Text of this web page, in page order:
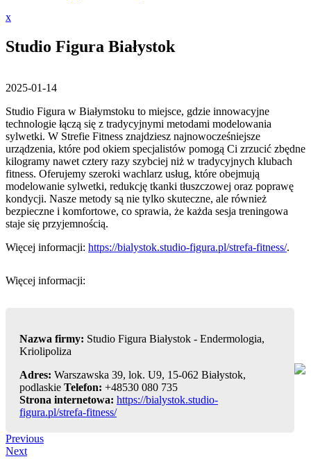
xClose
Studio Figura Białystok
2025-01-14
Studio Figura w Białymstoku to miejsce, gdzie innowacyjne
technologie łączą się z tradycyjnymi metodami modelowania
sylwetki. W Strefie Fitness znajdziesz najnowocześniejsze
urządzenia, które pod okiem specjalistów pomogą Ci zrzucić zbędne
kilogramy nawet cztery razy szybciej niż w tradycyjnych klubach
fitness. Oferujemy szeroki wachlarz usług, które obejmują
modelowanie sylwetki, redukcję tkanki tłuszczowej oraz poprawę
kondycji. Nasze metody są nie tylko skuteczne, ale również
bezpieczne i komfortowe, co sprawia, że każda sesja treningowa
staje się przyjemnością.
Więcej informacji: https://bialystok.studio-figura.pl/strefa-fitness/.
Więcej informacji:
Nazwa firmy: Studio Figura Białystok - Endermologia,
Kriolipoliza
Adres: Warszawska 39, lok. U9, 15-062 Białystok,
podlaskie Telefon: +48530 080 735
Strona internetowa: https://bialystok.studio-
figura.pl/strefa-fitness/
Nawigacja
Previous
Post
Previous
Next
Next